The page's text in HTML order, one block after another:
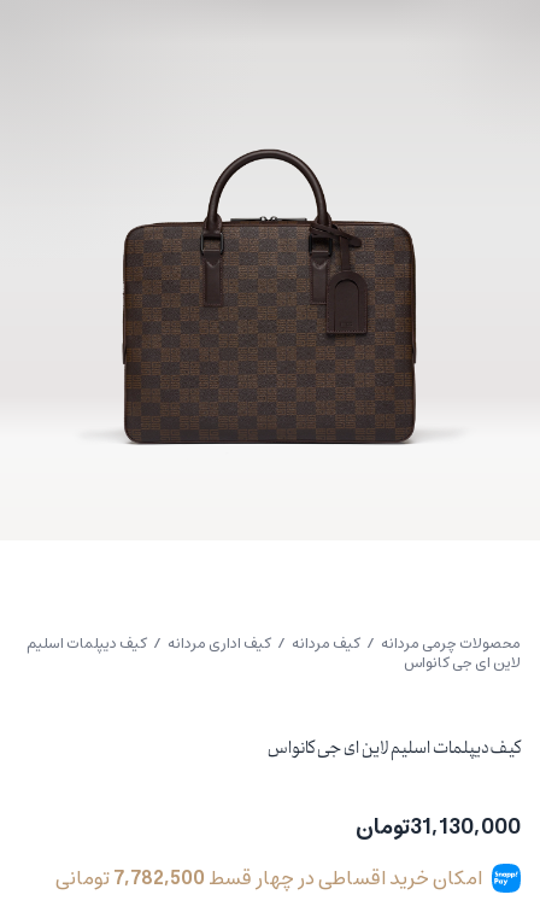
محصولات چرمی مردانه / کیف مردانه / کیف اداری مردانه / کیف دیپلمات اسلیم
لاین ای جی کانواس
کیف دیپلمات اسلیم لاین ای جی کانواس
31,130,000تومان
امکان خرید اقساطی در چهار قسط7,782,500تومانی